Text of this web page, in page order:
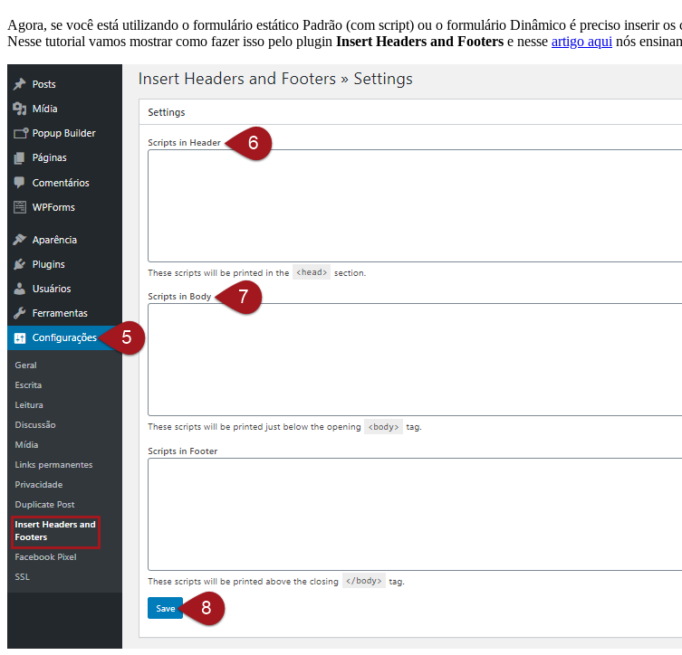
Agora, se você está utilizando o formulário estático Padrão (com script) ou o formulário Dinâmico é preciso inserir
Nesse tutorial vamos mostrar como fazer isso pelo plugin Insert Headers and Footers e nesse artigo aqui nós